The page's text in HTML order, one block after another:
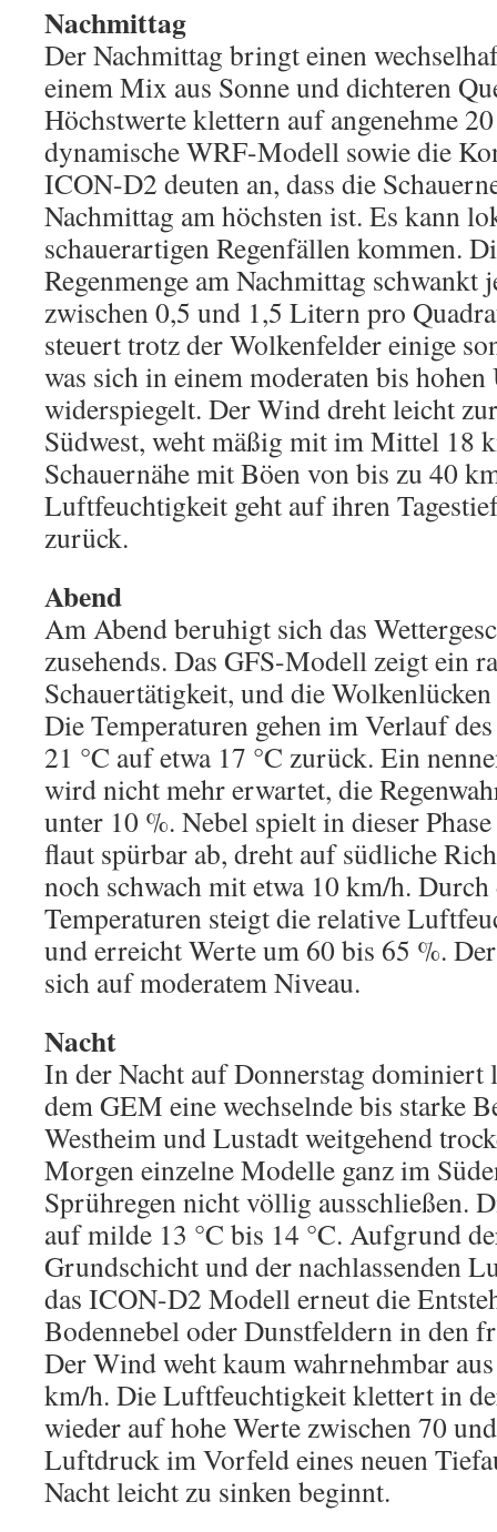
Nachmittag
Der Nachmittag bringt einen
einem Mix aus Sonne und dichteren
Höchstwerte klettern auf angenehme
dynamische WRF-Modell sowie die
ICON-D2 deuten an, dass die
Nachmittag am höchsten ist. Es kann
schauerartigen Regenfällen kommen.
Regenmenge am Nachmittag schwankt
zwischen 0,5 und 1,5 Litern pro
steuert trotz der Wolkenfelder einige
was sich in einem moderaten bis
widerspiegelt. Der Wind dreht leicht
Südwest, weht mäßig mit im Mittel 18
Schauernähe mit Böen von bis zu 40
Luftfeuchtigkeit geht auf ihren
zurück.
Abend
Am Abend beruhigt sich das
zusehends. Das GFS-Modell zeigt ein
Schauertätigkeit, und die
Die Temperaturen gehen im Verlauf
21 °C auf etwa 17 °C zurück. Ein
wird nicht mehr erwartet, die
unter 10 %. Nebel spielt in dieser
flaut spürbar ab, dreht auf südliche
noch schwach mit etwa 10 km/h.
Temperaturen steigt die relative
und erreicht Werte um 60 bis 65 %.
sich auf moderatem Niveau.
Nacht
In der Nacht auf Donnerstag
dem GEM eine wechselnde bis starke
Westheim und Lustadt weitgehend
Morgen einzelne Modelle ganz im
Sprühregen nicht völlig ausschließen.
auf milde 13 °C bis 14 °C. Aufgrund
Grundschicht und der nachlassenden
das ICON-D2 Modell erneut die
Bodennebel oder Dunstfeldern in den
Der Wind weht kaum wahrnehmbar
km/h. Die Luftfeuchtigkeit klettert in
wieder auf hohe Werte zwischen 70
Luftdruck im Vorfeld eines neuen
Nacht leicht zu sinken beginnt.